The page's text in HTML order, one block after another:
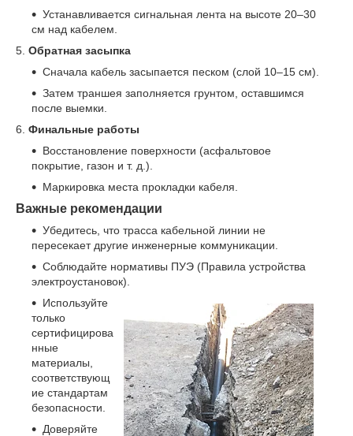
Устанавливается сигнальная лента на высоте 20–30
см над кабелем.
5. Обратная засыпка
Сначала кабель засыпается песком (слой 10–15 см).
Затем траншея заполняется грунтом, оставшимся
после выемки.
6. Финальные работы
Восстановление поверхности (асфальтовое
покрытие, газон и т. д.).
Маркировка места прокладки кабеля.
Важные рекомендации
Убедитесь, что трасса кабельной линии не
пересекает другие инженерные коммуникации.
Соблюдайте нормативы ПУЭ (Правила устройства
электроустановок).
Используйте
только
сертифицирова
нные
материалы,
соответствующ
ие стандартам
безопасности.
Доверяйте